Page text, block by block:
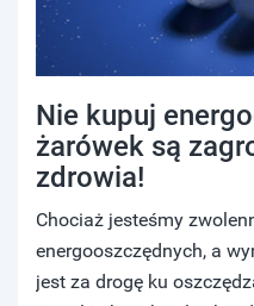
Nie kupuj
żarówek są
zdrowia!
Chociaż jesteśmy
energooszczędnych, a
jest za drogę ku